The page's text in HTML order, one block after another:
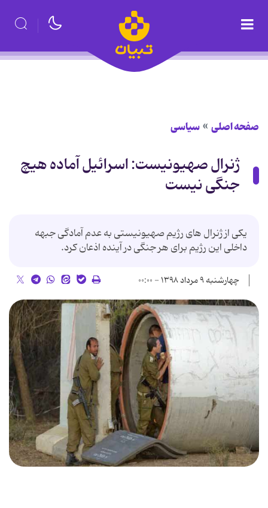
صفحه اصلی سیاسی
ژنرال صهیونیست: اسرائیل آماده هیچ
جنگی نیست
یکی از ژنرال های رژیم صهیونیستی به عدم آمادگی جبهه
داخلی این رژیم برای هر جنگی در آینده اذعان کرد.
چهارشنبه ۹ مرداد ۱۳۹۸ - ۰۰:۰۰